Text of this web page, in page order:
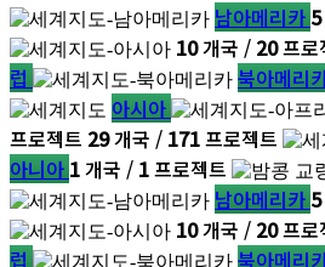
남아메리카 5
10개국 / 20프로
럽
북아메리
아시아
프로젝트 29개국 / 171프로젝트
아니아 1개국 / 1프로젝트
남아메리카 5
10개국 / 20프로
럽
북아메리